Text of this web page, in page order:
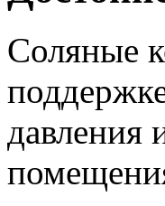
Соляные
давления